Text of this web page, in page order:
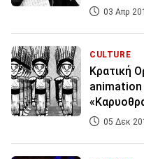
03 Απρ
CULTURE
Κρατική
animation
05 Δεκ